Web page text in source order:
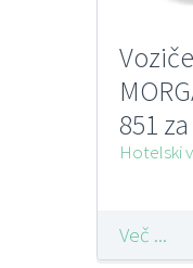
851
Hotelski
Več ...